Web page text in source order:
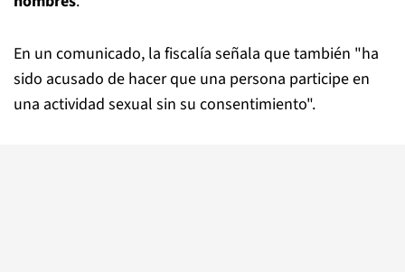
En un comunicado, la fiscalía señala que también "ha
sido acusado de hacer que una persona participe en
una actividad sexual sin su consentimiento".